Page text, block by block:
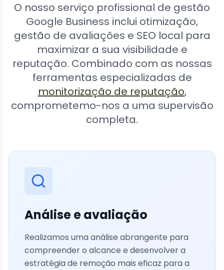
O nosso serviço profissional de gestão
Google Business inclui otimização,
gestão de avaliações e SEO local para
maximizar a sua visibilidade e
reputação. Combinado com as nossas
ferramentas especializadas de
monitorização de reputação,
comprometemo-nos a uma supervisão
completa.
Análise e avaliação
Realizamos uma análise abrangente para
compreender o alcance e desenvolver a
estratégia de remoção mais eficaz para a